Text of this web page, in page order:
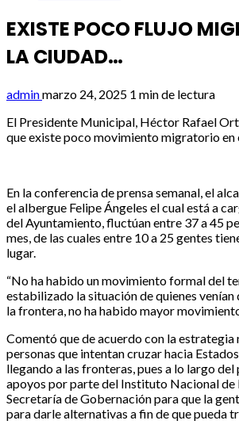
EXISTE POCO FLUJO
LA CIUDAD…
adminmarzo 24, 2025 1 min de lectura
El Presidente Municipal, Héctor Rafael
que existe poco movimiento migratorio en
En la conferencia de prensa semanal, el
el albergue Felipe Ángeles el cual está a
del Ayuntamiento, fluctúan entre 37 a 45
mes, de las cuales entre 10 a 25 gentes
lugar.
“No ha habido un movimiento formal del
estabilizado la situación de quienes venían
la frontera, no ha habido mayor
Comentó que de acuerdo con la estrategia
personas que intentan cruzar hacia
llegando a las fronteras, pues a lo largo del
apoyos por parte del Instituto Nacional de
Secretaría de Gobernación para que la
para darle alternativas a fin de que pueda